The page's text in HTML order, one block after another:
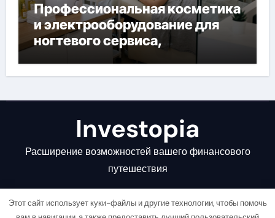
Профессиональная косметика
и электрооборудование для
ногтевого сервиса,
наращивания ресниц и
депиляции
Investopia
Расширение возможностей вашего финансового
путешествия
Этот сайт использует куки-файлы и другие технологии, чтобы помочь